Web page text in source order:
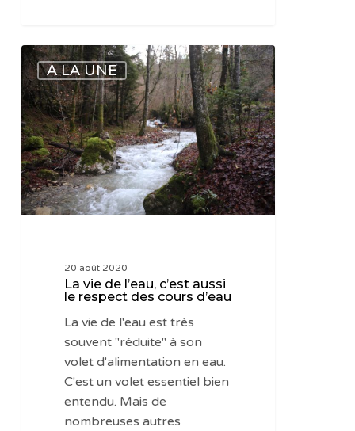
La
vie
de
l’eau,
c’est
aussi
le
respect
des
A LA UNE
20 août 2020
La vie de l’eau, c’est aussi
le respect des cours d’eau
La vie de l'eau est très
souvent "réduite" à son
volet d'alimentation en eau.
C'est un volet essentiel bien
entendu. Mais de
nombreuses autres